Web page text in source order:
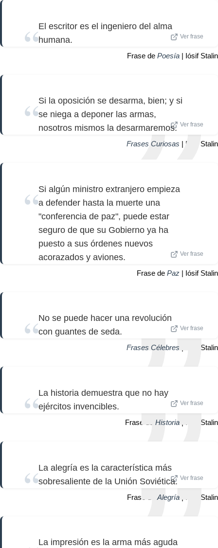
El escritor es el ingeniero del alma
humana.
Ver frase
Frase de Poesía | Iósif Stalin
Si la oposición se desarma, bien; y si
se niega a deponer las armas,
nosotros mismos la desarmaremos. Ver frase
Frases Curiosas | Iósif Stalin
Si algún ministro extranjero empieza
a defender hasta la muerte una
"conferencia de paz", puede estar
seguro de que su Gobierno ya ha
puesto a sus órdenes nuevos
acorazados y aviones.
Ver frase
Frase de Paz | Iósif Stalin
No se puede hacer una revolución
con guantes de seda.
Ver frase
Frases Célebres | Iósif Stalin
La historia demuestra que no hay
ejércitos invencibles.
Ver frase
Frase de Historia | Iósif Stalin
La alegría es la característica más
sobresaliente de la Unión Soviética. Ver frase
Frase de Alegría | Iósif Stalin
La impresión es la arma más aguda